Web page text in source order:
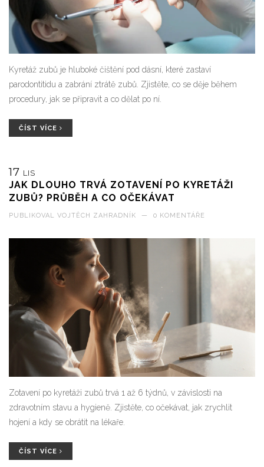
Kyretáž zubů je hluboké čištění pod dásní, které zastaví
parodontitidu a zabrání ztrátě zubů. Zjistěte, co se děje během
procedury, jak se připravit a co dělat po ní.
ČÍST VÍCE
17 LIS
JAK DLOUHO TRVÁ ZOTAVENÍ PO KYRETÁŽI
ZUBŮ? PRŮBĚH A CO OČEKÁVAT
PUBLIKOVAL VOJTĚCH ZAHRADNÍK — 0 KOMENTÁŘE
Zotavení po kyretáži zubů trvá 1 až 6 týdnů, v závislosti na
zdravotním stavu a hygieně. Zjistěte, co očekávat, jak zrychlit
hojení a kdy se obrátit na lékaře.
ČÍST VÍCE